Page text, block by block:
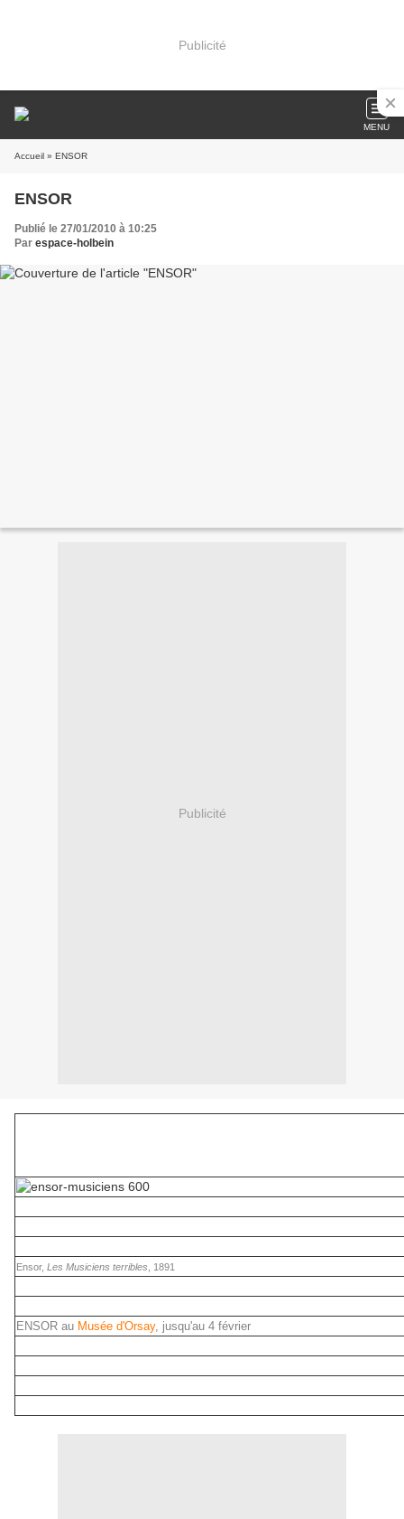
Publicité
MENU
Accueil » ENSOR
ENSOR
Publié le 27/01/2010 à 10:25
Par espace-holbein
Publicité
Ensor, Les Musiciens terribles , 1891
ENSOR au Musée d'Orsay, jusqu'au 4 février